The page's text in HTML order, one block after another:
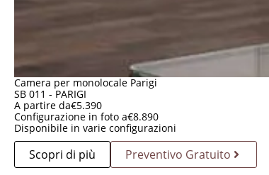
Camera per monolocale Parigi
SB 011 - PARIGI
A partire da€5.390
Configurazione in foto a€8.890
Disponibile in varie configurazioni
Scopri di più Preventivo Gratuito